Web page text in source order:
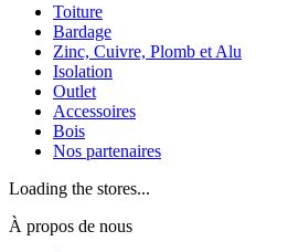
Toiture
Bardage
Zinc, Cuivre, Plomb et Alu
Isolation
Outlet
Accessoires
Bois
Nos partenaires
Loading the stores...
À propos de nous